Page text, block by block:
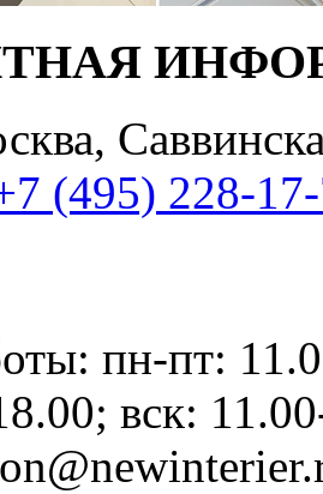
(495) 228-
пн-пт:
вск: